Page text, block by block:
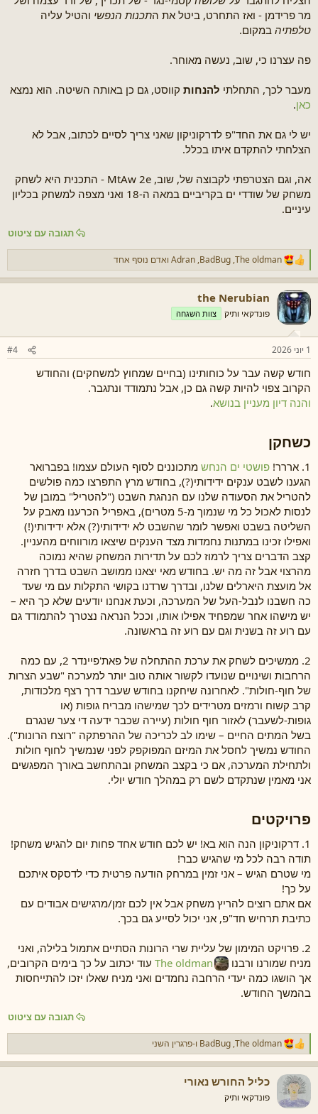
מר פרידמן - ואז התחרט, ביטל את התכנות הנפשי והטיל עליה
טלפתיה במקום.
פה עצרנו כי, שוב, נעשה מאוחר.
מעבר לכך, התחלתי להנחות קווסט, גם כן באותה השיטה. הוא נמצא
כאן.
יש לי גם את החד"פ לדרקוניקון שאני צריך לסיים לכתוב, אבל לא
הצלחתי להתקדם איתו בכלל.
אה, וגם הצטרפתי לקבוצה של, שוב, MtAw 2e - התכנית היא לשחק
משחק של שודדי ים בקריביים במאה ה-18 ואני מצפה למשחק בכליון
עיניים.
תגובה עם ציטוט
ר
ג
ש
ו
ת
:
The oldman
,
BadBug
,
Adran ואדם נוסף אחד
the Nerubian
פונדקאי ותיק צוות השגחה
1 יוני 2026 #4
חודש קשה עבר על כוחותינו (בחיים שמחוץ למשחקים) והחודש
הקרוב צפוי להיות קשה גם כן, אבל נתמודד ונתגבר.
והנה דיון מעניין בנושא.
כשחקן​
1. אררר! פושטי ים הנחש מתכוננים לסוף העולם עצמו! בפברואר
הגענו לשבט ענקים ידידותי(?), בחודש מרץ התפרצו כמה פולשים
להטריל את הסעודה שלנו עם הנהגת השבט ("להטריל" במובן של
לנסות לאכול כל מי שנמוך מ-5 מטרים), באפריל הכרענו מאבק על
השליטה בשבט ואפשר לומר שהשבט לא ידידותי(?) אלא ידידותי(!)
ואפילו זכינו במתנות נחמדות מצד הענקים שיצאו מורווחים מהעניין.
קצב הדברים צריך לרמוז לכם על תדירות המשחק שהיא נמוכה
מהרצוי אבל זה מה יש. בחודש מאי יצאנו ממושב השבט בדרך חזרה
אל מועצת היארלים שלנו, ובדרך שרדנו בקושי התקלות עם מי שעד
כה חשבנו לנבל-העל של המערכה, וכעת אנחנו יודעים שלא כך היא –
יש מישהו אחר שמפחיד אפילו אותו, וככל הנראה נצטרך להתמודד גם
עם רוע זה בשנית וגם עם רוע זה בראשונה.
2. ממשיכים לשחק את ערכת ההתחלה של פאת'פיינדר 2, עם כמה
הרחבות ושינויים שנועדו לקשור אותה טוב יותר למערכה "שבע הצרות
של חוף-חולות". לאחרונה שיחקנו בחודש שעבר דרך רצף מלכודות,
קרב קשוח ורמזים מטרידים לכך שמישהו מבריח גופות (או
גופות-לשעבר) לאזור חוף חולות (עיירה שכבר ידעה די צער שנגרם
בשל המתים החיים – שימו לב לכריכה של ההרפתקה "רוצח הרונות").
החודש נמשיך לחסל את המיזם המפוקפק לפני שנמשיך לחוף חולות
ולתחילת המערכה, אם כי בקצב המשחק ובהתחשב באורך המפגשים
אני מאמין שנתקדם לשם רק במהלך חודש יולי.
פרויקטים​
1. דרקוניקון הנה הוא בא! יש לכם חודש אחד פחות יום להגיש משחק!
תודה רבה לכל מי שהגיש כבר!
מי שטרם הגיש – אני זמין במרחק הודעה פרטית כדי לדסקס איתכם
על כך!
אם אתם רוצים להריץ משחק אבל אין לכם זמן/מרגישים אבודים עם
כתיבת תרחיש חד"פ, אני יכול לסייע גם בכך.
2. פרויקט המימון של עליית שרי הרונות הסתיים אתמול בלילה, ואני
מניח שמורנו ורבנו
The oldman עוד יכתוב על כך בימים הקרובים,
אך הושגו כמה יעדי הרחבה נחמדים ואני מניח שאלו יזכו להתייחסות
בהמשך החודש.
תגובה עם ציטוט
ר
ג
ש
ו
ת
:
The oldman
,
BadBug ו-פרגרין השני
כליל החורש נאורי
פונדקאי ותיק